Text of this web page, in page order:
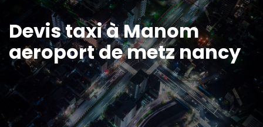
Devis taxi à Manom
aeroport de metz nancy